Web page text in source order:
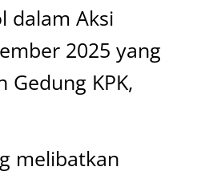
dalam Aksi
2025 yang
Gedung KPK,
melibatkan